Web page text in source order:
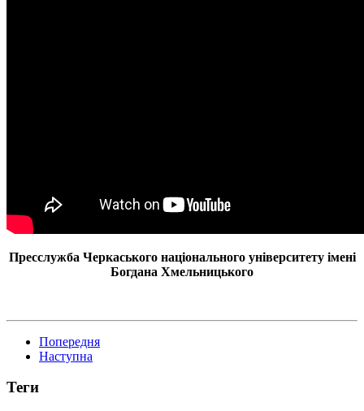
Пресслужба Черкаського національного університету імені
Богдана Хмельницького
Попередня
Наступна
Теги